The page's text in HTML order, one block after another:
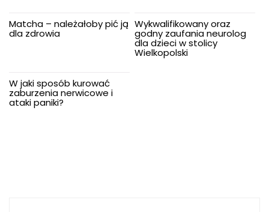
Matcha – należałoby pić ją
dla zdrowia
Wykwalifikowany oraz
godny zaufania neurolog
dla dzieci w stolicy
Wielkopolski
W jaki sposób kurować
zaburzenia nerwicowe i
ataki paniki?